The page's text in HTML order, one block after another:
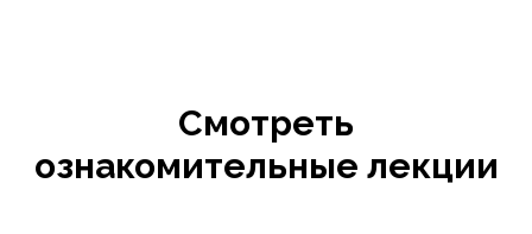
Смотреть
ознакомительные лекции